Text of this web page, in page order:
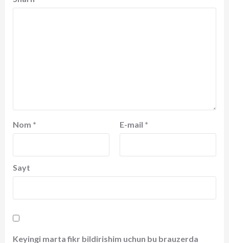
Nom * E-mail *
Sayt
Keyingi marta fikr bildirishim uchun bu brauzerda